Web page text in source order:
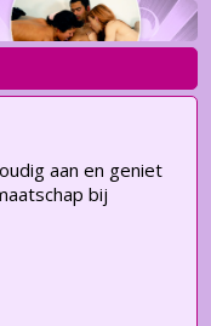
aan en geniet
bij